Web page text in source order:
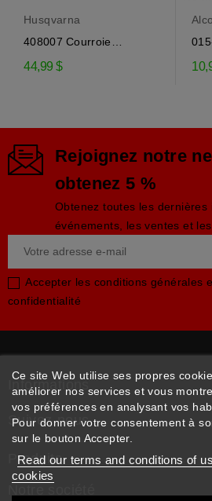
Husqvarna
408007 Courroie
d'entraînement de la...
44,99 $
Alco
Rejoignez notre
obtenez 5 %
Obtenez toutes les dernières
événements, les ventes et
Accepter les conditions générales
confidentialité
Informations
Suivez-nous
Produits
Ce site Web utilise ses propres
améliorer nos services et vous
vos préférences en analysant vos
Pour donner votre consentement à
sur le bouton Accepter.
Read our terms and conditions of
cookies